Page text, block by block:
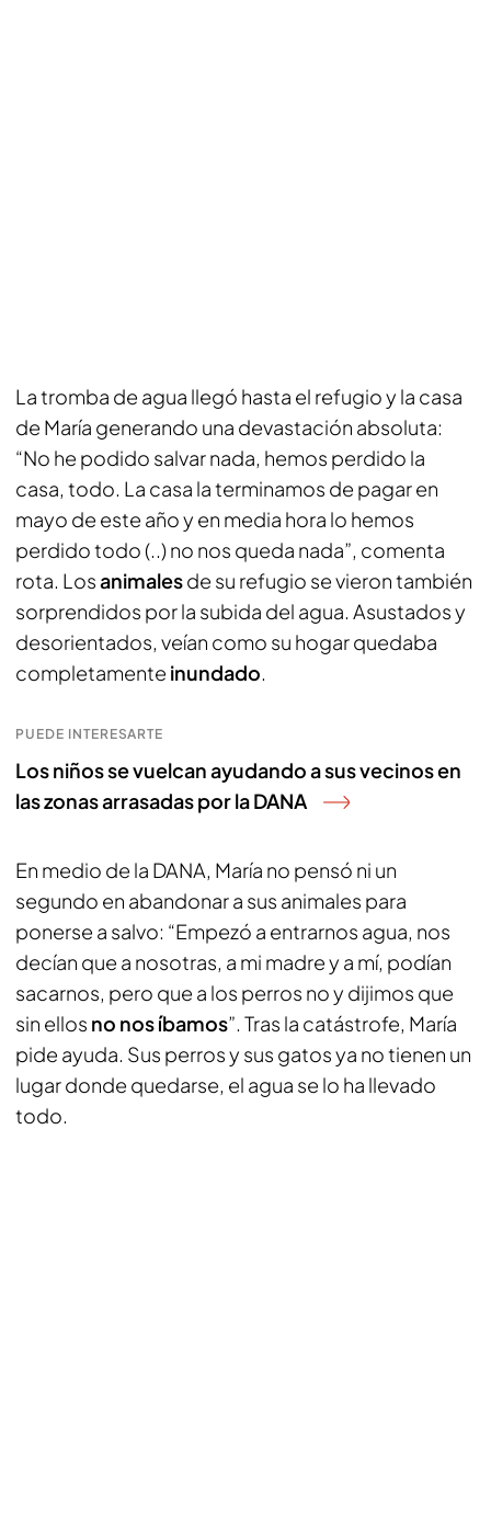
La tromba de agua llegó hasta el refugio y la casa
de María generando una devastación absoluta:
“No he podido salvar nada, hemos perdido la
casa, todo. La casa la terminamos de pagar en
mayo de este año y en media hora lo hemos
perdido todo (..) no nos queda nada”, comenta
rota. Losanimalesde su refugio se vieron también
sorprendidos por la subida del agua. Asustados y
desorientados, veían como su hogar quedaba
completamente inundado.
PUEDE INTERESARTE
Los niños se vuelcan ayudando a sus vecinos en
las zonas arrasadas por la DANA
En medio de la DANA, María no pensó ni un
segundo en abandonar a sus animales para
ponerse a salvo: “Empezó a entrarnos agua, nos
decían que a nosotras, a mi madre y a mí, podían
sacarnos, pero que a los perros no y dijimos que
sin ellos no nos íbamos”. Tras la catástrofe, María
pide ayuda. Sus perros y sus gatos ya no tienen un
lugar donde quedarse, el agua se lo ha llevado
todo.